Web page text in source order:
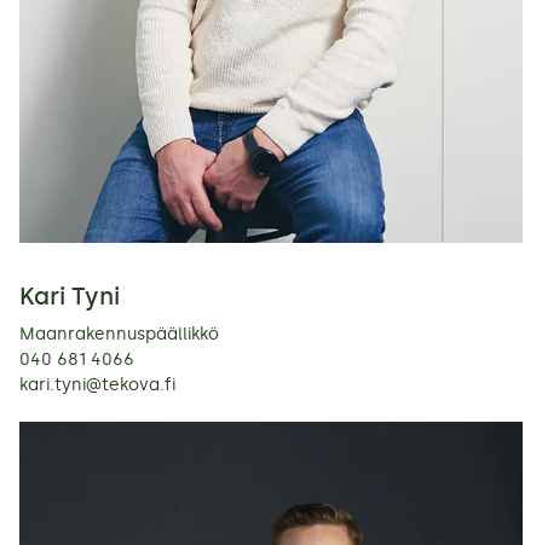
Kari Tyni
Maanrakennuspäällikkö
040 681 4066
kari.tyni@tekova.fi